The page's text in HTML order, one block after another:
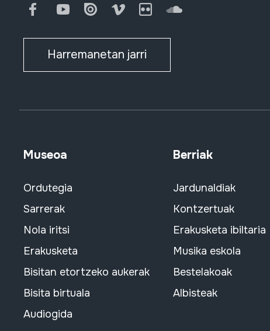
FacebookYoutubeIssuu Vimeo FlickrSoundCloud
Harremanetan jarri
Museoa
Ordutegia
Sarrerak
Nola iritsi
Erakusketa
Bisitan etortzeko aukerak
Bisita birtuala
Audiogida
Berriak
Jardunaldiak
Kontzertuak
Erakusketa ibiltaria
Musika eskola
Bestelakoak
Albisteak